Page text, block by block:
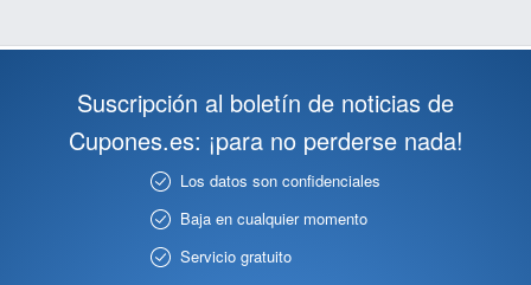
Suscripción al boletín de noticias de
Cupones.es: ¡para no perderse nada!
Los datos son confidenciales
Baja en cualquier momento
Servicio gratuito